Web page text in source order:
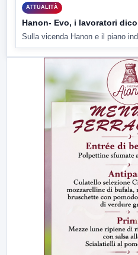
ATTUALITÀ
Hanon- Evo, i lavoratori
Sulla vicenda Hanon e il piano